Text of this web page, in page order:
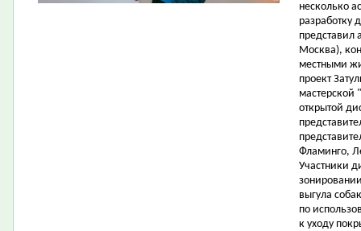
несколько
разработку
представил
Москва),
местными
проект
мастерской
открытой
Фламинго,
Участники
выгула
по
к уходу